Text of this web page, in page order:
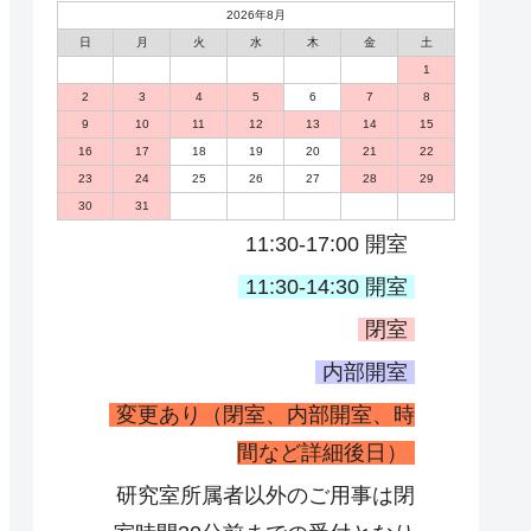
2026年8月
日 月 火 水 木 金 土
1
2 3 4 5 6 7 8
9 10 11 12 13 14 15
16 17 18 19 20 21 22
23 24 25 26 27 28 29
30 31
11:30-17:00 開室
11:30-14:30 開室
閉室
内部開室
変更あり（閉室、内部開室、時
間など詳細後日）
研究室所属者以外のご用事は閉